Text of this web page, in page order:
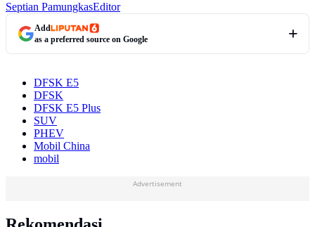
Septian PamungkasEditor
Add
as a preferred source on Google
DFSK E5
DFSK
DFSK E5 Plus
SUV
PHEV
Mobil China
mobil
Advertisement